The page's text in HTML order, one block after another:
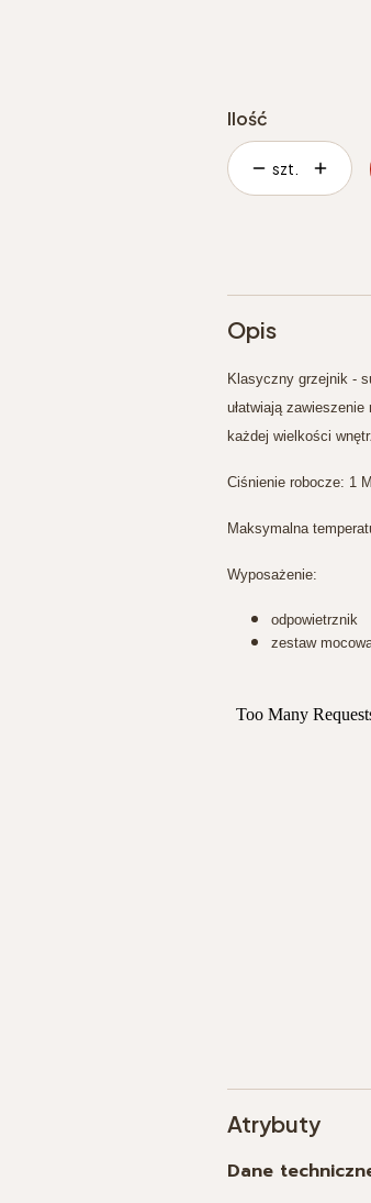
Ilość
szt.
Opis
Klasyczny grzejnik -
ułatwiają
każdej wielkości
Ciśnienie robocze: 1
Maksymalna
Wyposażenie:
odpowietrznik
zestaw
Atrybuty
Dane